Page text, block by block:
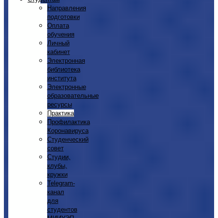
Направления
подготовки
Оплата
обучения
Личный
кабинет
Электронная
библиотека
института
Электронные
образовательные
ресурсы
Практика
Профилактика
Коронавируса
Студенческий
совет
Студии,
клубы,
кружки
Telegram-
канал
для
студентов